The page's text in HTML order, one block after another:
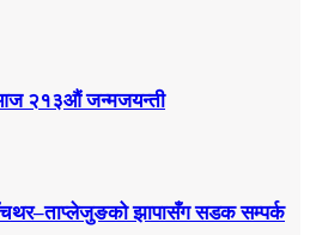
२१३औं जन्मजयन्ती
झापासँग सडक सम्पर्क